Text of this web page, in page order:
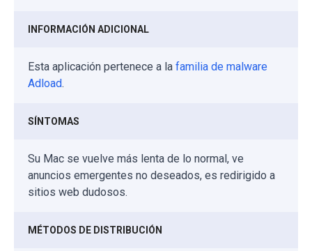
INFORMACIÓN ADICIONAL
Esta aplicación pertenece a la familia de malware
Adload.
SÍNTOMAS
Su Mac se vuelve más lenta de lo normal, ve
anuncios emergentes no deseados, es redirigido a
sitios web dudosos.
MÉTODOS DE DISTRIBUCIÓN